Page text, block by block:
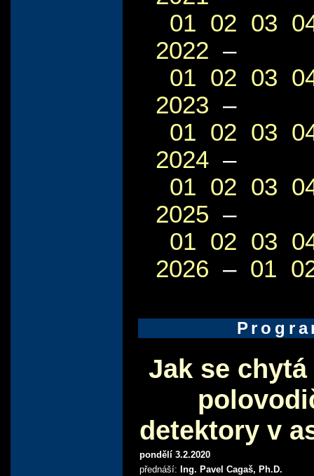
01 02 03
2022 –
01 02 03
2023 –
01 02 03
2024 –
01 02 03
2025 –
01 02 03
2026 – 01
Jak se
detektory v
pondělí 3.2.2020
přednáší: Ing. Pavel Cagaš, Ph.D.